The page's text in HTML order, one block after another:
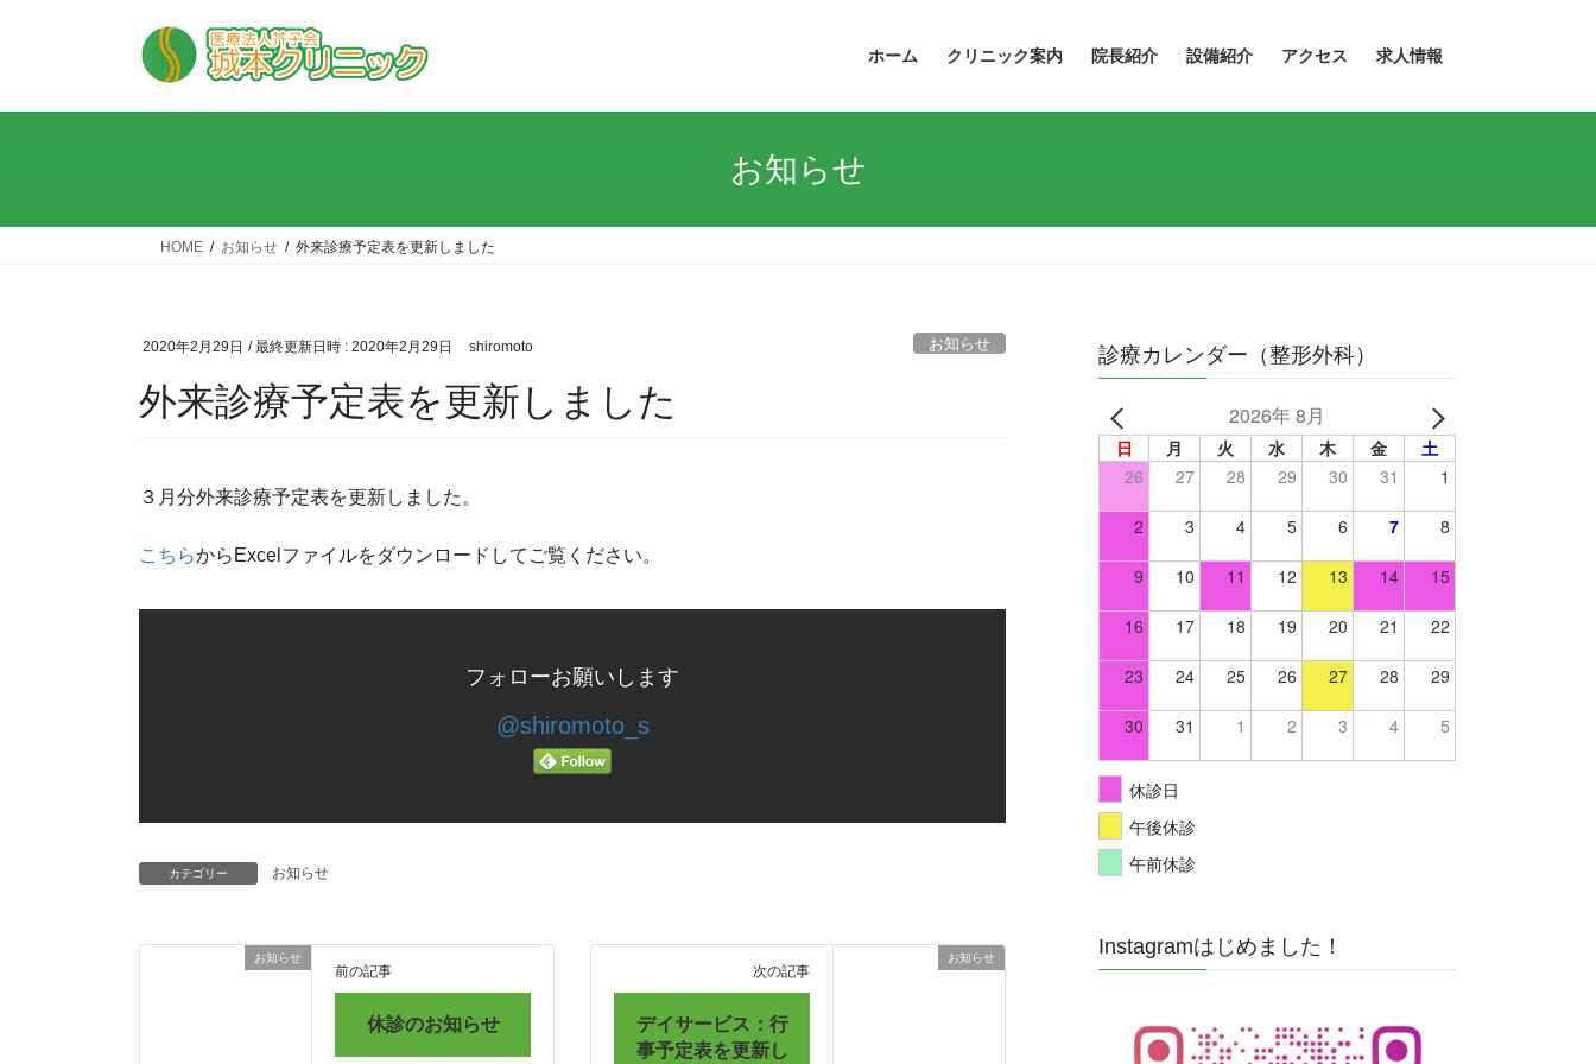
ホーム クリニック案内 院長紹介 設備紹介 アクセス 求人情報
お知らせ
HOME お知らせ 外来診療予定表を更新しました
2020年2月29日 / 最終更新日時 : 2020年2月29日 shiromoto お知らせ
外来診療予定表を更新しました
３月分外来診療予定表を更新しました。
こちらからExcelファイルをダウンロードしてご覧ください。
フォローお願いします
@shiromoto_s
カテゴリー お知らせ
お知らせ
前の記事
休診のお知らせ
お知らせ
次の記事
デイサービス：行
事予定表を更新し
診療カレンダー（整形外科）
2026年 8月
日 月 火 水 木 金
土
26
27 28 29 30 31 1
2 3 4 5 6 7 8
9 10 11 12 13 14 15
16 17 18 19 20 21 22
23 24 25 26 27 28 29
30 31 1 2 3 4 5
休診日
午後休診
午前休診
Instagramはじめました！